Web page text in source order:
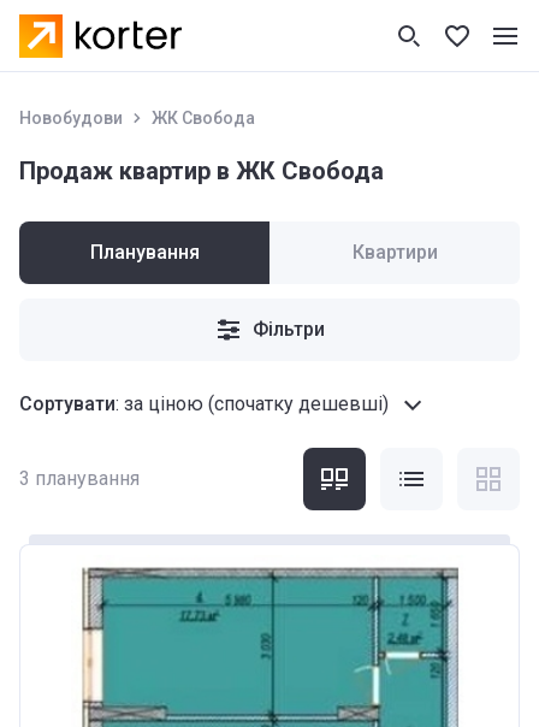
Новобудови ЖК Свобода
Продаж квартир в ЖК Свобода
Планування Квартири
Фільтри
Сортувати: за ціною (спочатку дешевші)
3 планування